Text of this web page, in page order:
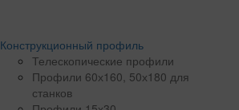
Конструкционный профиль
Телескопические профили
Профили 60х160, 50х180 для
станков